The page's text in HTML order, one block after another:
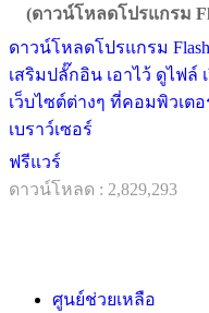
(ดาวน์โหลดโปรแกรม
ดาวน์โหลดโปรแกรม
เสริมปลั๊กอิน เอาไว้ ดูไฟล์
เว็บไซต์ต่างๆ ที่คอมพิวเต
เบราว์เซอร์
ฟรีแวร์
ดาวน์โหลด : 2,829,293
ศูนย์ช่วยเหลือ